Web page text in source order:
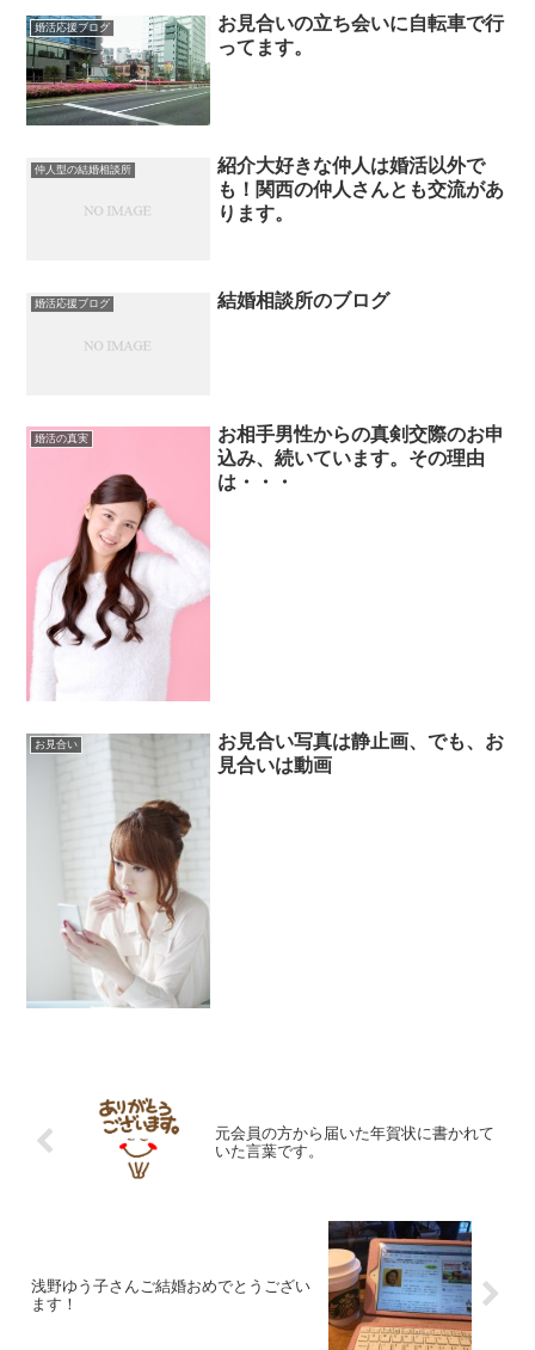
婚活応援ブログ
お見合いの立ち会いに自転車で行
ってます。
仲人型の結婚相談所
紹介大好きな仲人は婚活以外で
も！関西の仲人さんとも交流があ
ります。
婚活応援ブログ 結婚相談所のブログ
婚活の真実
お相手男性からの真剣交際のお申
込み、続いています。その理由
は・・・
お見合い
お見合い写真は静止画、でも、お
見合いは動画
元会員の方から届いた年賀状に書かれて
いた言葉です。
浅野ゆう子さんご結婚おめでとうござい
ます！